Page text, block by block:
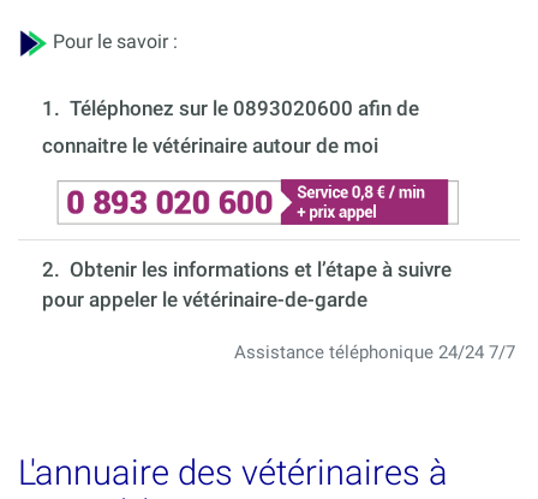
Pour le savoir :
1. Téléphonez sur le 0893020600 afin de
connaitre le vétérinaire autour de moi
2. Obtenir les informations et l’étape à suivre
pour appeler le vétérinaire-de-garde
Assistance téléphonique 24/24 7/7
L'annuaire des vétérinaires à